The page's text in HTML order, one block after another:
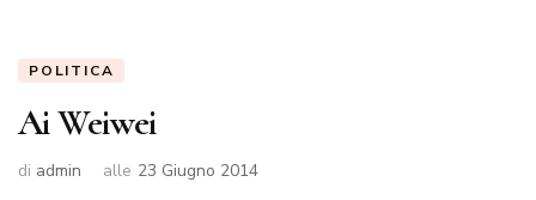
POLITICA
Ai Weiwei
di admin alle 23 Giugno 2014